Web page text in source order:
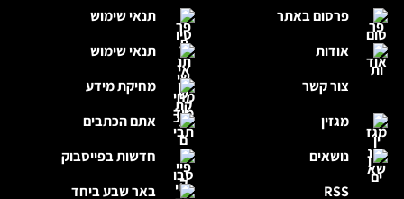
תנאי שימוש
תנאי שימוש
מחיקת מידע
אתם הכתבים
חדשות בפייסבוק
באר שבע ביחד
פרסום באתר
אודות
צור קשר
מגזין
נושאים
RSS